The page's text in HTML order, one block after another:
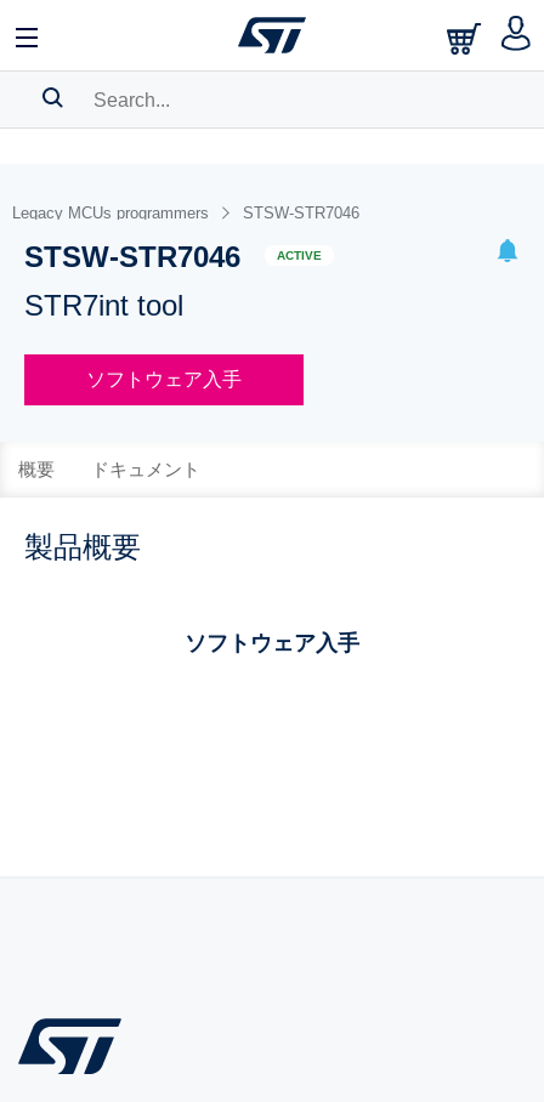
BOOKMARK
Pleaselog into show your saved searches.
Legacy MCUs programmers STSW-STR7046
STSW-STR7046 ACTIVE
STR7int tool
ソフトウェア入手
概要 ドキュメント
製品概要
ソフトウェア入手